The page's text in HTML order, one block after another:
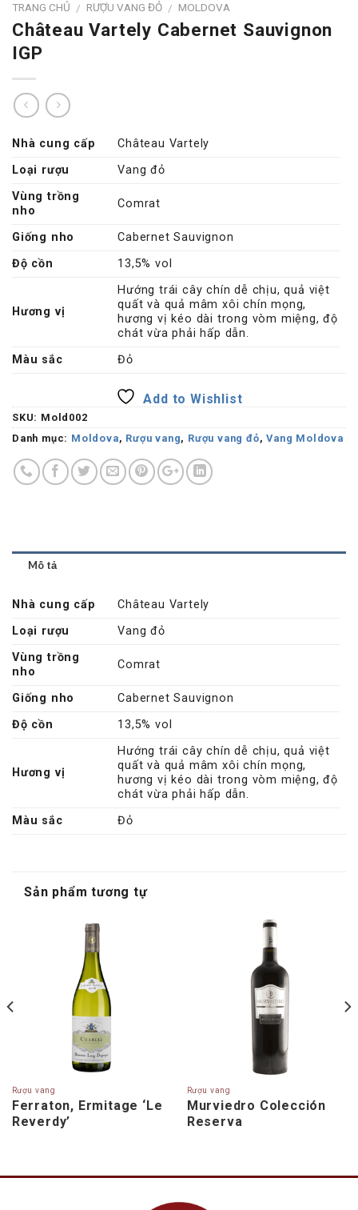
TRANG CHỦ / RƯỢU VANG ĐỎ / MOLDOVA
Château Vartely Cabernet Sauvignon
IGP
Nhà cung cấp
Château Vartely
Loại rượu
Vang đỏ
Vùng trồng
nho
Comrat
Giống nho
Cabernet Sauvignon
Độ cồn
13,5% vol
Hương vị
Hướng trái cây chín dễ chịu, quả việt
quất và quả mâm xôi chín mọng,
hương vị kéo dài trong vòm miệng, độ
chát vừa phải hấp dẫn.
Màu sắc
Đỏ
Add to Wishlist
SKU: Mold002
Danh mục: Moldova, Rượu vang, Rượu vang đỏ,Vang Moldova
Mô tả
Nhà cung cấp
Château Vartely
Loại rượu
Vang đỏ
Vùng trồng
nho
Comrat
Giống nho
Cabernet Sauvignon
Độ cồn
13,5% vol
Hương vị
Hướng trái cây chín dễ chịu, quả việt
quất và quả mâm xôi chín mọng,
hương vị kéo dài trong vòm miệng, độ
chát vừa phải hấp dẫn.
Màu sắc
Đỏ
Sản phẩm tương tự
Rượu vang
Ferraton, Ermitage ‘Le
Reverdy’
Rượu vang
Murviedro Colección
Reserva